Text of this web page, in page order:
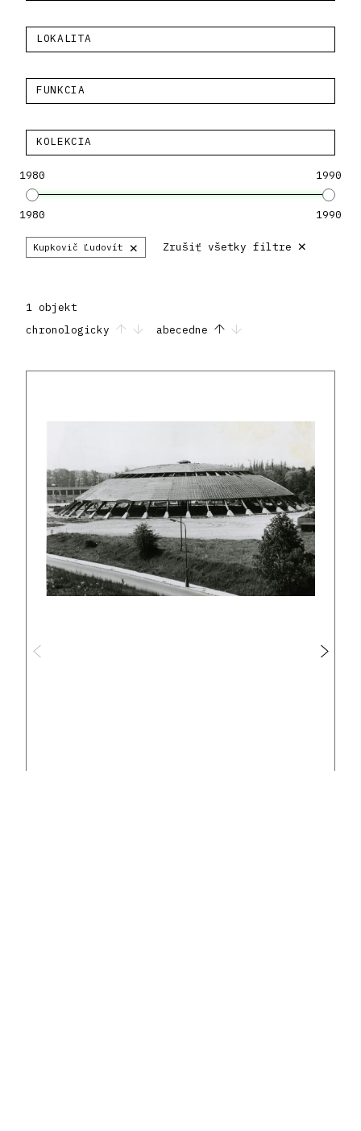
LOKALITA
FUNKCIA
KOLEKCIA
1980 1990
1980 1990
Kupkovič Ľudovít × Zrušiť všetky filtre ×
1 objekt
chronologicky
abecedne